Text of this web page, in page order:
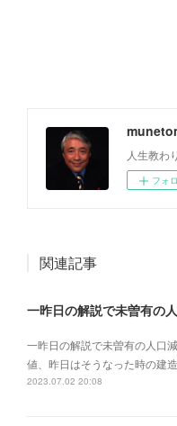
人生教わ
フォ
関連記事
一昨日の解説で未曽有の人口
値、昨日はそうなった時の建
2023.07.02 20:08